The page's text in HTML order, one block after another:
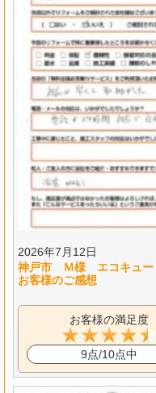
2026年7月12日
神戸市 Ｍ様 エコキュー
お客様のご感想
お客様の満足度
9点/10点中